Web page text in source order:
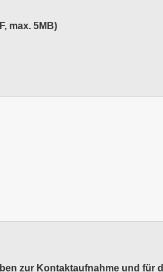
max. 5MB)
zur Kontaktaufnahme und